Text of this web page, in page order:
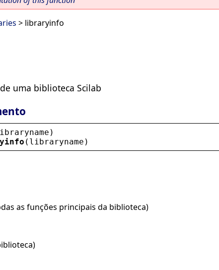
> libraryinfo
uma biblioteca Scilab
)
( libraryname )
as funções principais da biblioteca)